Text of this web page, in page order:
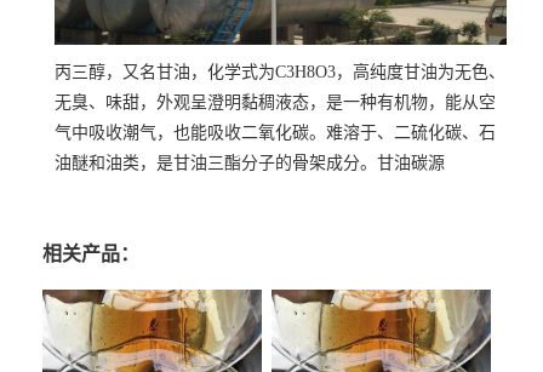
丙三醇，又名甘油，化学式为C3H8O3，高纯度甘油为无色、
无臭、味甜，外观呈澄明黏稠液态，是一种有机物，能从空
气中吸收潮气，也能吸收二氧化碳。难溶于、二硫化碳、石
油醚和油类，是甘油三酯分子的骨架成分。甘油碳源
相关产品：